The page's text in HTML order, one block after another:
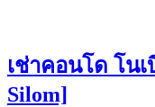
เช่าคอนโด โนเ
Silom]